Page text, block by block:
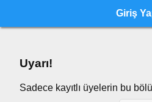
Giriş
Uyarı!
Sadece kayıtlı üyelerin bu